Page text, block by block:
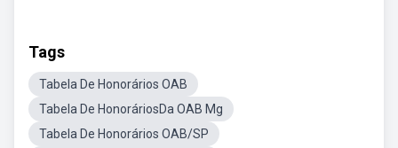
Tags
Tabela De Honorários OAB
Tabela De HonoráriosDa OAB Mg
Tabela De Honorários OAB/SP